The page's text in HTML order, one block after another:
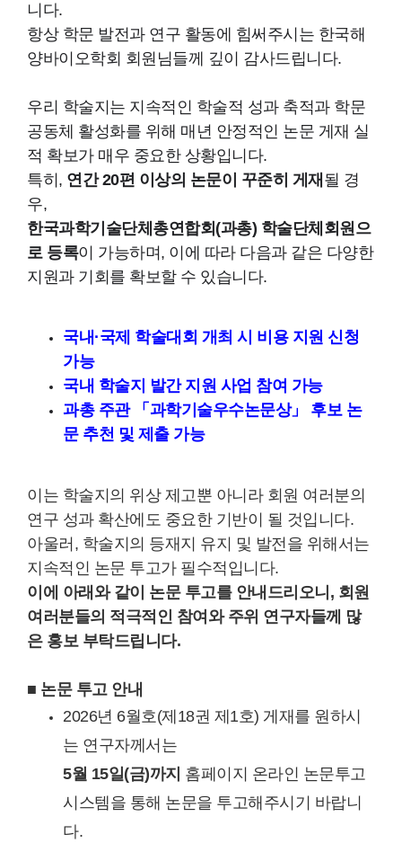
니다.
항상 학문 발전과 연구 활동에 힘써주시는 한국해
양바이오학회 회원님들께 깊이 감사드립니다.
우리 학술지는 지속적인 학술적 성과 축적과 학문
공동체 활성화를 위해 매년 안정적인 논문 게재 실
적 확보가 매우 중요한 상황입니다.
특히, 연간 20편 이상의 논문이 꾸준히 게재 될 경
우,
한국과학기술단체총연합회(과총) 학술단체회원으
로 등록이 가능하며, 이에 따라 다음과 같은 다양한
지원과 기회를 확보할 수 있습니다.
국내·국제 학술대회 개최 시 비용 지원 신청
가능
국내 학술지 발간 지원 사업 참여 가능
과총 주관 「과학기술우수논문상」 후보 논
문 추천 및 제출 가능
이는 학술지의 위상 제고뿐 아니라 회원 여러분의
연구 성과 확산에도 중요한 기반이 될 것입니다.
아울러, 학술지의 등재지 유지 및 발전을 위해서는
지속적인 논문 투고가 필수적입니다.
이에 아래와 같이 논문 투고를 안내드리오니, 회원
여러분들의 적극적인 참여와 주위 연구자들께 많
은 홍보 부탁드립니다.
■ 논문 투고 안내
2026년 6월호(제18권 제1호) 게재를 원하시
는 연구자께서는
5월 15일(금)까지 홈페이지 온라인 논문투고
시스템을 통해 논문을 투고해주시기 바랍니
다.